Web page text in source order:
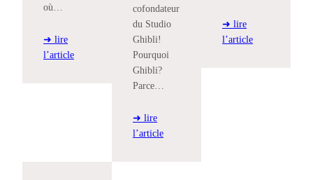
où…
➜ lire
l’article
cofondateur
du Studio
Ghibli!
Pourquoi
Ghibli?
Parce…
➜ lire
l’article
➜ lire
l’article